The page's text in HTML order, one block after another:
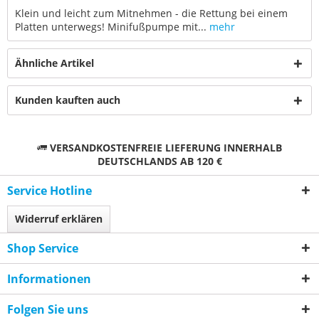
Klein und leicht zum Mitnehmen - die Rettung bei einem
Platten unterwegs! Minifußpumpe mit... mehr
Ähnliche Artikel
Kunden kauften auch
VERSANDKOSTENFREIE LIEFERUNG INNERHALB
DEUTSCHLANDS AB 120 €
Service Hotline
Widerruf erklären
Shop Service
Informationen
Folgen Sie uns